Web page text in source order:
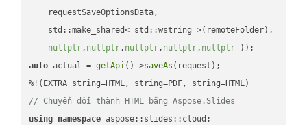
    requestSaveOptionsData,
    std::make_shared< std::wstring >(remoteFolder),
nullptr, nullptr, nullptr, nullptr, nullptr ))
auto actual = getApi()->saveAs (request);
// Chuyển đổi thành HTML bằng Aspose.Slides
using namespace aspose::slides::cloud;